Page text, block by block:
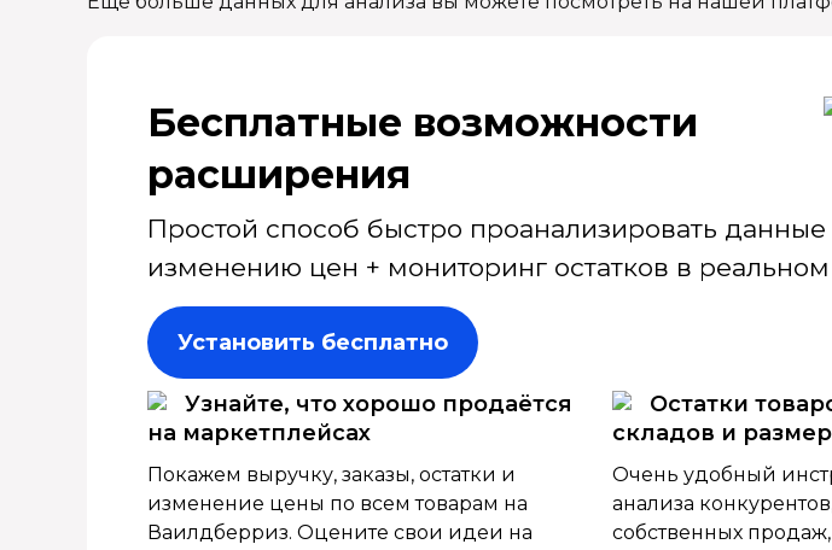
Бесплатные возмож­ности
расширения
Простой способ быстро проанализировать
изменению цен + мониторинг остатков в
Установить бесплатно
Узнайте, что хорошо продаётся
на маркетплейсах
Покажем выручку, заказы, остатки и
изменение цены по всем товарам на
Ваилдберриз. Оцените свои идеи на
Остатки
складов и
Очень удобный
анализа
собственных